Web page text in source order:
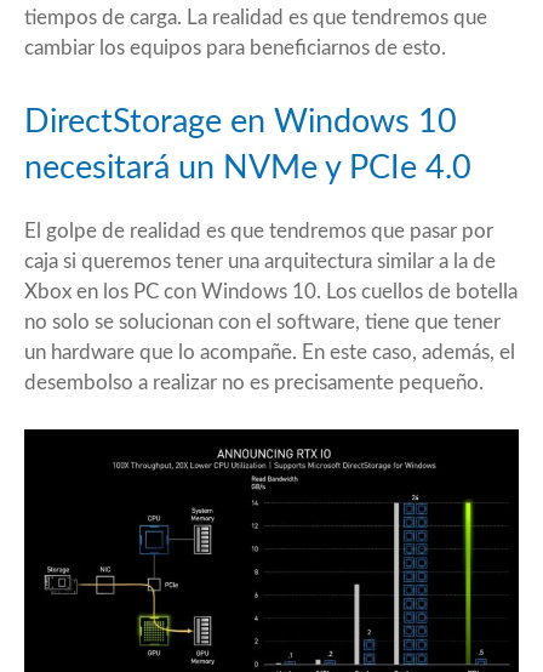
tiempos de carga. La realidad es que tendremos que
cambiar los equipos para beneficiarnos de esto.
DirectStorage en Windows 10
necesitará un NVMe y PCIe 4.0
El golpe de realidad es que tendremos que pasar por
caja si queremos tener una arquitectura similar a la de
Xbox en los PC con Windows 10. Los cuellos de botella
no solo se solucionan con el software, tiene que tener
un hardware que lo acompañe. En este caso, además, el
desembolso a realizar no es precisamente pequeño.